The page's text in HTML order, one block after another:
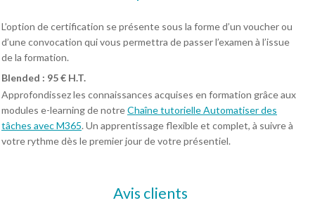
L’option de certification se présente sous la forme d’un voucher ou
d’une convocation qui vous permettra de passer l’examen à l’issue
de la formation.
Blended : 95 € H.T.
Approfondissez les connaissances acquises en formation grâce aux
modules e-learning de notreChaîne tutorielle Automatiser des
tâches avec M365. Un apprentissage flexible et complet, à suivre à
votre rythme dès le premier jour de votre présentiel.
Avis clients